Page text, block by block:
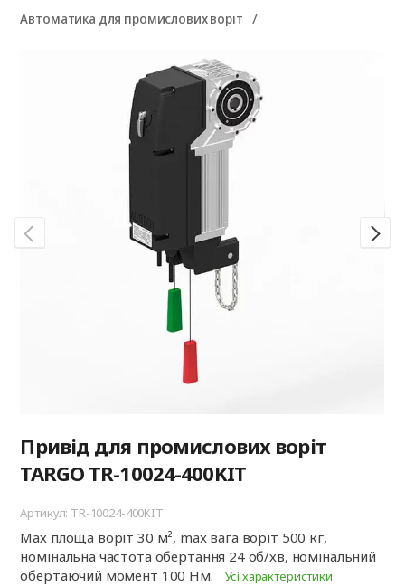
Автоматика для промислових воріт
Привід для промислових воріт
TARGO TR-10024-400KIT
Артикул: TR-10024-400KIT
Мах площа воріт 30 м², max вага воріт 500 кг,
номінальна частота обертання 24 об/хв, номінальний
обертаючий момент 100 Нм.
Усі характеристики